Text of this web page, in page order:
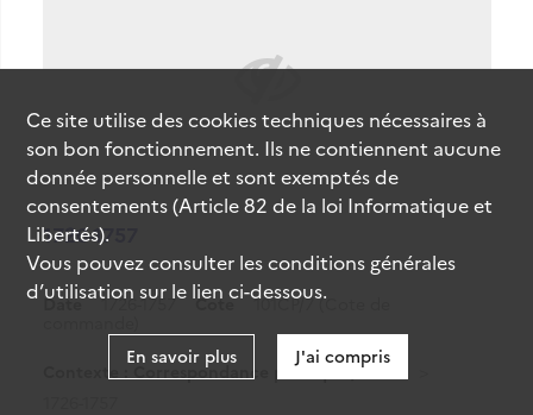
1726-1757
Date 1726-1757 Cote
101CP/7 (Cote de
Contexte : Correspondance politique / Perse
Ce site utilise descookiestechniques nécessaires à
son bon fonctionnement. Ils ne contiennent aucune
donnée personnelle et sont exemptés de
consentements (Article 82 de la loi Informatique et
Libertés).
Vous pouvez consulter les conditions générales
d’utilisation sur le lien ci-dessous.
En savoir plus J'ai compris